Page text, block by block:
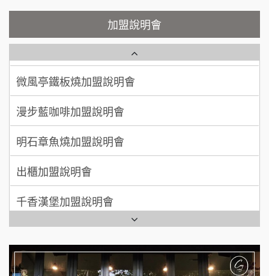
呂 先生/小姐 新竹市
顏 先生/小姐 台北市
加盟預算
廖 先生/小姐
200萬~300萬
微風亭鐵板燒加盟說明會
【曉妍美妝】誠徵行政櫃檯
自助洗衣店誠徵代洗收送人員(台中市)
MUSHEN徵SPA美容芳療師
日十。早午食加盟說明會
拾鑶火鍋加盟說明會
全家加盟說明會
台灣G湯加盟說明會
加盟說明會
鬍子茶加盟說明會
鮮茶道加盟說明會
微風亭鐵板燒加盟說明會
漫步藍咖啡加盟說明會
明石章魚燒加盟說明會
出櫃加盟說明會
千香漢堡加盟說明會
七盞茶加盟說明會
拉亞漢堡加盟說明會